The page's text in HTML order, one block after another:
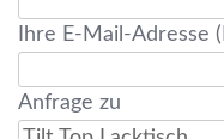
Ihre E-Mail-Adresse
Anfrage zu